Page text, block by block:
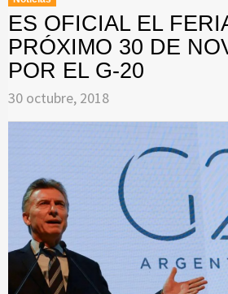
ES OFICIAL EL
PRÓXIMO 30 DE
POR EL G-20
30 octubre, 2018